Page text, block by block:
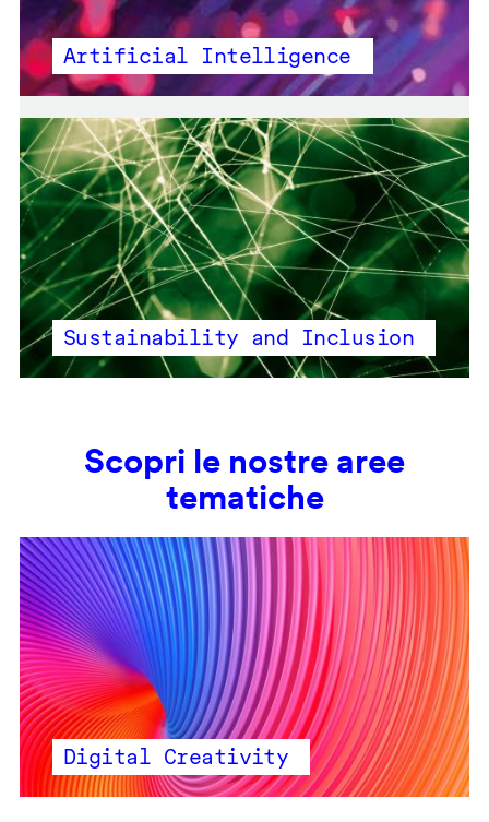
Artificial Intelligence
Sustainability and Inclusion
Scopri le nostre aree
tematiche
Digital Creativity